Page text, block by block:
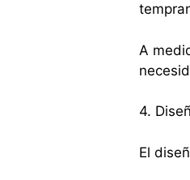
A
4.
El